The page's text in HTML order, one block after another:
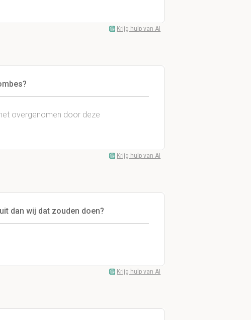
Krijg hulp van AI
overgenomen door deze
Krijg hulp van AI
dan wij dat zouden doen?
Krijg hulp van AI